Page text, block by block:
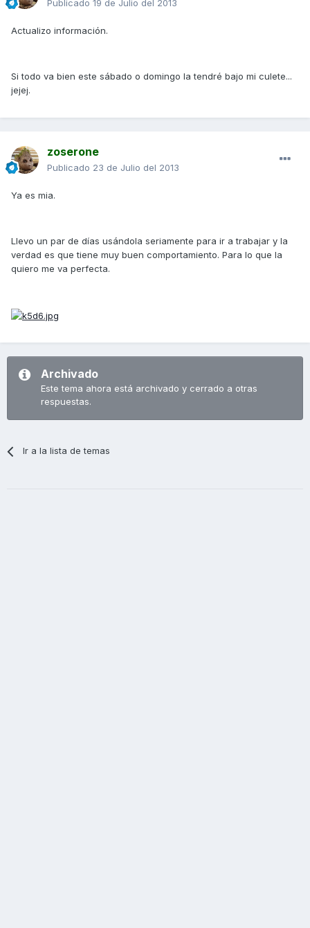
Publicado 19 de Julio del 2013
Actualizo información.
Si todo va bien este sábado o domingo la tendré bajo mi culete...
jejej.
zoserone
Publicado 23 de Julio del 2013
Ya es mia.
Llevo un par de días usándola seriamente para ir a trabajar y la
verdad es que tiene muy buen comportamiento. Para lo que la
quiero me va perfecta.
Archivado
Este tema ahora está archivado y cerrado a otras
respuestas.
Ir a la lista de temas